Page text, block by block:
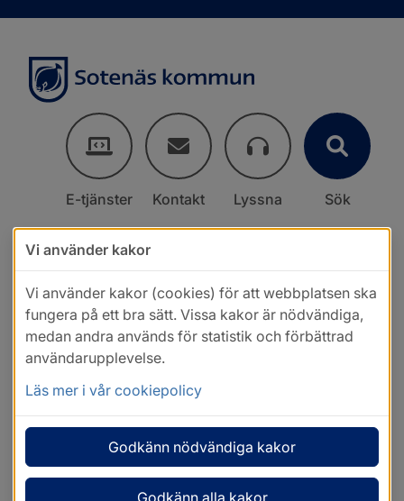
E-tjänster Kontakt Lyssna Sök
Vi använder kakor
Vi använder kakor (cookies) för att webbplatsen ska
fungera på ett bra sätt. Vissa kakor är nödvändiga,
medan andra används för statistik och förbättrad
användarupplevelse.
Läs mer i vår cookiepolicy
Godkänn nödvändiga kakor
Godkänn alla kakor